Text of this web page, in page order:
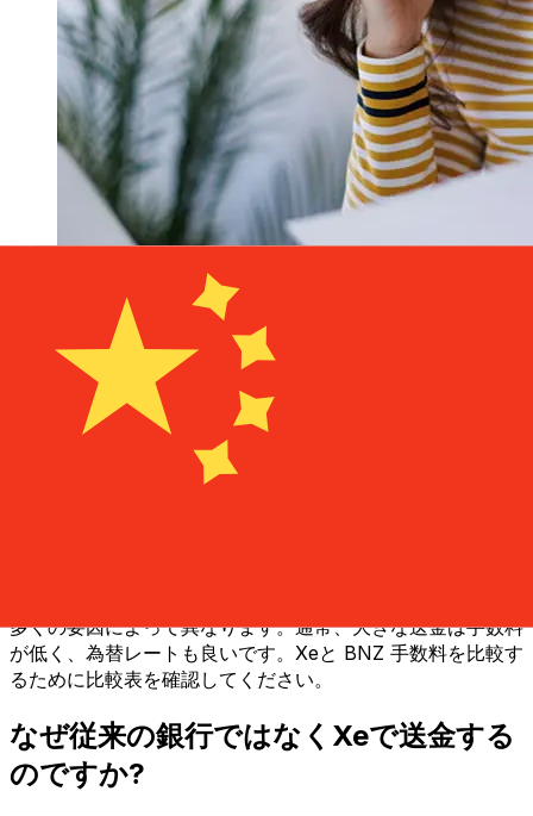
多くの要因によって異なります。通常、大きな送金は手数料
が低く、為替レートも良いです。Xeと BNZ 手数料を比較す
るために比較表を確認してください。
なぜ従来の銀行ではなくXeで送金する
のですか?